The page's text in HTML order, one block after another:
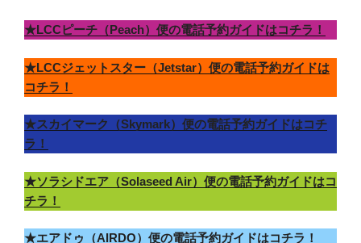
★LCCピーチ（Peach）便の電話予約ガイドはコチラ！
★LCCジェットスター（Jetstar）便の電話予約ガイドは
コチラ！
★スカイマーク（Skymark）便の電話予約ガイドはコチ
ラ！
★ソラシドエア（Solaseed Air）便の電話予約ガイドはコ
チラ！
★エアドゥ（AIRDO）便の電話予約ガイドはコチラ！